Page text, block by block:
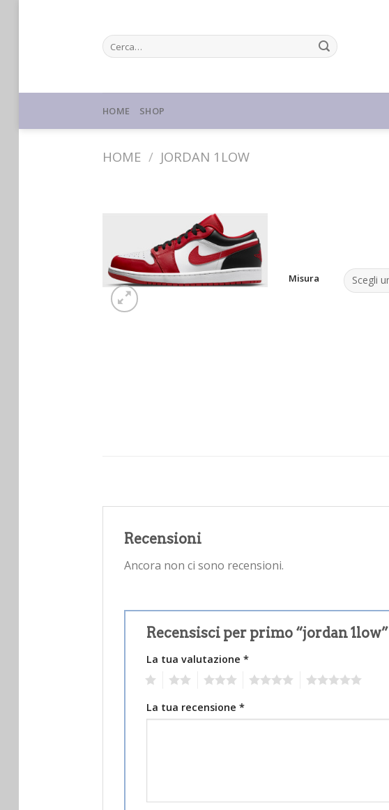
Cerca:
HOME SHOP
HOME / JORDAN 1LOW
Misura
Recensioni
Ancora non ci sono recensioni.
Recensisci per primo “jordan 1low”
La tua valutazione *
La tua recensione *